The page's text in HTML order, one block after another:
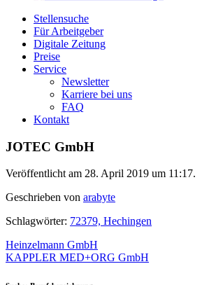
Stellensuche
Für Arbeitgeber
Digitale Zeitung
Preise
Service
Newsletter
Karriere bei uns
FAQ
Kontakt
JOTEC GmbH
Veröffentlicht am 28. April 2019 um 11:17.
Geschrieben von arabyte
Schlagwörter: 72379, Hechingen
Beitragsnavigation
Heinzelmann GmbH
KAPPLER MED+ORG GmbH